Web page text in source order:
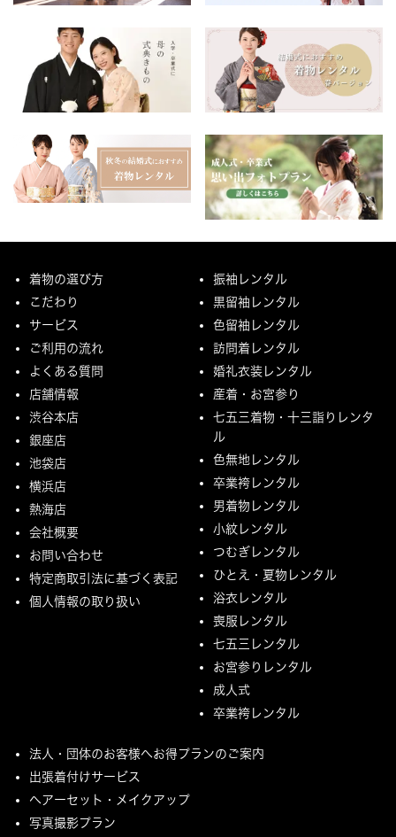
着物の選び方
こだわり
サービス
ご利用の流れ
よくある質問
店舗情報
渋谷本店
銀座店
池袋店
横浜店
熱海店
会社概要
お問い合わせ
特定商取引法に基づく表記
個人情報の取り扱い
振袖レンタル
黒留袖レンタル
色留袖レンタル
訪問着レンタル
婚礼衣装レンタル
産着・お宮参り
七五三着物・十三詣りレンタ
ル
色無地レンタル
卒業袴レンタル
男着物レンタル
小紋レンタル
つむぎレンタル
ひとえ・夏物レンタル
浴衣レンタル
喪服レンタル
七五三レンタル
お宮参りレンタル
成人式
卒業袴レンタル
法人・団体のお客様へお得プランのご案内
出張着付けサービス
ヘアーセット・メイクアップ
写真撮影プラン